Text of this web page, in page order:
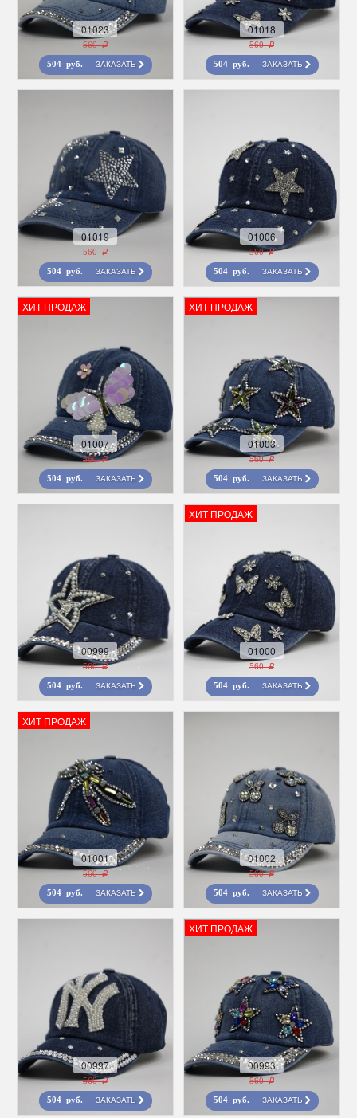
01023
560 r
504 руб. ЗАКАЗАТЬ
01018
560 r
504 руб. ЗАКАЗАТЬ
01019
560 r
504 руб. ЗАКАЗАТЬ
01006
560 r
504 руб. ЗАКАЗАТЬ
ХИТ ПРОДАЖ
01007
560 r
504 руб. ЗАКАЗАТЬ
ХИТ ПРОДАЖ
01003
560 r
504 руб. ЗАКАЗАТЬ
00999
560 r
504 руб. ЗАКАЗАТЬ
ХИТ ПРОДАЖ
01000
560 r
504 руб. ЗАКАЗАТЬ
ХИТ ПРОДАЖ
01001
560 r
504 руб. ЗАКАЗАТЬ
01002
560 r
504 руб. ЗАКАЗАТЬ
00997
560 r
504 руб. ЗАКАЗАТЬ
ХИТ ПРОДАЖ
00993
560 r
504 руб. ЗАКАЗАТЬ